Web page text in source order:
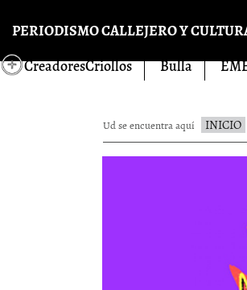
PERIODISMO CALLEJERO Y
CreadoresCriollos Bulla
Ud se encuentra aquí INICIO